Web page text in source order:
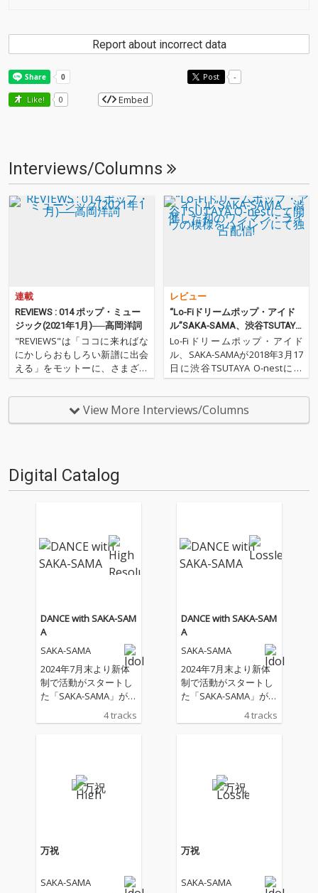
Report about incorrect data
Post -
Like! 0 Embed
Interviews/Columns
連載
REVIEWS : 014 ポップ・ミュー
ジック(2021年1月)──高岡洋詞
"REVIEWS"は「ココに来ればな
にかしらおもしろい新譜に出会
える」をモットーに、さまざま
な書き手が新譜（基本2～3ヶ月
ターム）を中心に9枚（＋α）の
作品を厳選し、紹介するコーナ
ーです（ときに旧譜も）。今回
レビュー
“Lo-Fiドリームポップ・アイド
ル”SAKA-SAMA、渋谷TSUTAYA
O-nestにて開催した初のワンマ
ン・ライヴの模様をハイレゾに
て独占配信!
Lo-Fiドリームポップ・アイド
ル、SAKA-SAMAが2018年3月17
日に渋谷TSUTAYA O-nestにて
開催した、初のワンマン・ライ
ヴ〈イッツア SAKA-SAMAワー
ルド〉の模様がOTOTOY独占、
ハイレゾにて音源化! 1部と2部
View More Interviews/Columns
Digital Catalog
DANCE with SAKA-SAM
A
SAKA-SAMA
2024年7月末より新体
制で活動がスタートし
た「SAKA-SAMA」が、
眩しく華やかなムード
を携えた4人の最新作
い」、最新曲「いつか
出逢う世界」に再録の
4 tracks
DANCE with SAKA-SAM
A
SAKA-SAMA
2024年7月末より新体
制で活動がスタートし
た「SAKA-SAMA」が、
眩しく華やかなムード
を携えた4人の最新作
い」、最新曲「いつか
出逢う世界」に再録の
4 tracks
万祝
SAKA-SAMA
万祝
SAKA-SAMA